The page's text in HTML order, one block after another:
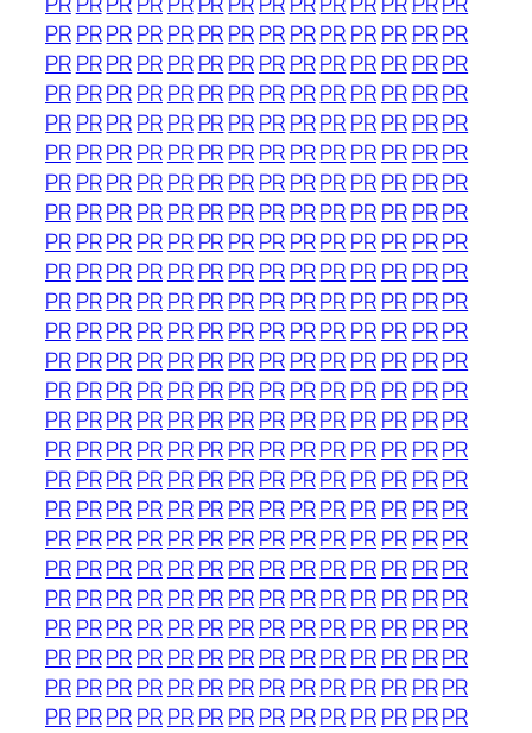
PRPRPRPRPR PRPRPRPRPRPRPR PRPR
PRPRPRPRPR PRPRPRPRPRPRPR PRPR
PRPRPRPRPR PRPRPRPRPRPRPR PRPR
PRPRPRPRPR PRPRPRPRPRPRPR PRPR
PRPRPRPRPR PRPRPRPRPRPRPR PRPR
PRPRPRPRPR PRPRPRPRPRPRPR PRPR
PRPRPRPRPR PRPRPRPRPRPRPR PRPR
PRPRPRPRPR PRPRPRPRPRPRPR PRPR
PRPRPRPRPR PRPRPRPRPRPRPR PRPR
PRPRPRPRPR PRPRPRPRPRPRPR PRPR
PRPRPRPRPR PRPRPRPRPRPRPR PRPR
PRPRPRPRPR PRPRPRPRPRPRPR PRPR
PRPRPRPRPR PRPRPRPRPRPRPR PRPR
PRPRPRPRPR PRPRPRPRPRPRPR PRPR
PRPRPRPRPR PRPRPRPRPRPRPR PRPR
PRPRPRPRPR PRPRPRPRPRPRPR PRPR
PRPRPRPRPR PRPRPRPRPRPRPR PRPR
PRPRPRPRPR PRPRPRPRPRPRPR PRPR
PRPRPRPRPR PRPRPRPRPRPRPR PRPR
PRPRPRPRPR PRPRPRPRPRPRPR PRPR
PRPRPRPRPR PRPRPRPRPRPRPR PRPR
PRPRPRPRPR PRPRPRPRPRPRPR PRPR
PRPRPRPRPR PRPRPRPRPRPRPR PRPR
PRPRPRPRPR PRPRPRPRPRPRPR PRPR